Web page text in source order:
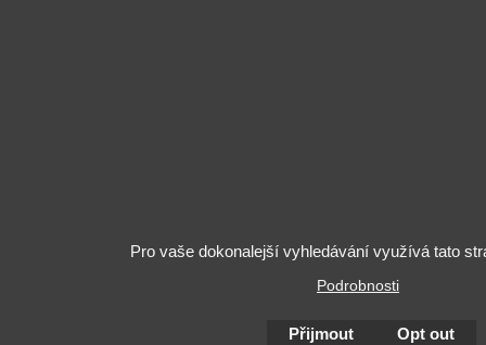
Pro vaše dokonalejší vyhledávání využívá tato
Podrobnosti
Přijmout Opt out